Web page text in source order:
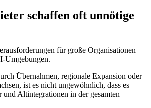
schaffen oft unnötige
für große Organisationen
Umgebungen.
Übernahmen, regionale Expansion oder
ist es nicht ungewöhnlich, dass es
Altintegrationen in der gesamten